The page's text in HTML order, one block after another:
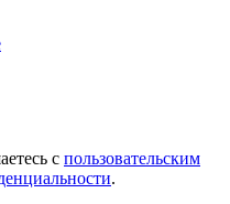
с пользовательским
.